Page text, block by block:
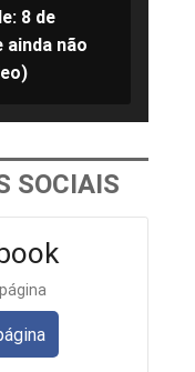
8 de
ainda não
SOCIAIS